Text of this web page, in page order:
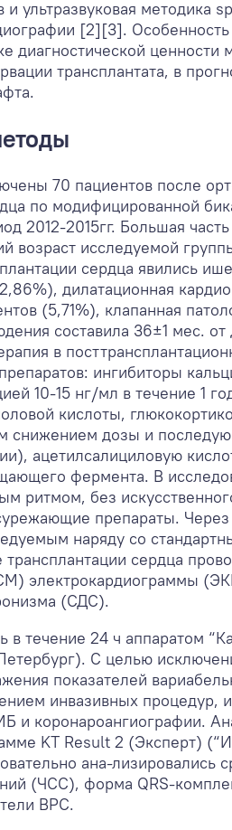
и ультразвуковая методика
[2][3].
диагностической
трансплантата, в
70 пациентов после
по модифицированной
2012-2015гг. Большая
возраст исследуемой
сердца явились
дилатационная
(5,71%), клапанная
составила 36±1 мес.
в
ингибиторы
10-15 нг/мл в течение 1
кислоты,
снижением дозы и
ацетилсалициловую
фермента. В
ритмом, без
препараты.
наряду со
сердца
электрокардиограммы
(СДС).
течение 24 ч аппаратом
С целью
показателей
инвазивных процедур,
и коронароангиографии.
KT Result 2 (Эксперт)
ана-лизировались
(ЧСС), форма QRS-
ВРС.